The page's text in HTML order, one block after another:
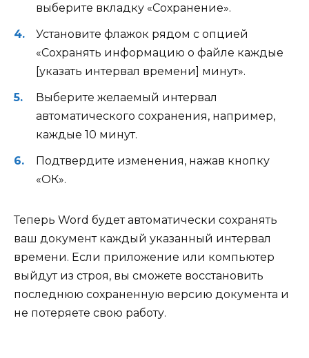
выберите вкладку «Сохранение».
Установите флажок рядом с опцией
«Сохранять информацию о файле каждые
[указать интервал времени] минут».
Выберите желаемый интервал
автоматического сохранения, например,
каждые 10 минут.
Подтвердите изменения, нажав кнопку
«ОК».
Теперь Word будет автоматически сохранять
ваш документ каждый указанный интервал
времени. Если приложение или компьютер
выйдут из строя, вы сможете восстановить
последнюю сохраненную версию документа и
не потеряете свою работу.